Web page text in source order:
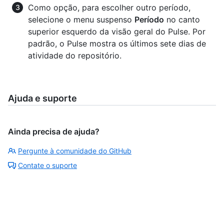
Como opção, para escolher outro período,
selecione o menu suspenso Período no canto
superior esquerdo da visão geral do Pulse. Por
padrão, o Pulse mostra os últimos sete dias de
atividade do repositório.
Ajuda e suporte
Ainda precisa de ajuda?
Pergunte à comunidade do GitHub
Contate o suporte